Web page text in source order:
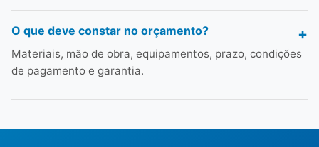
O que deve constar no orçamento?
Materiais, mão de obra, equipamentos, prazo, condições
de pagamento e garantia.